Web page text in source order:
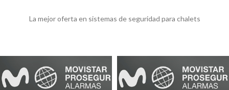
La mejor oferta en sistemas de seguridad para chalets